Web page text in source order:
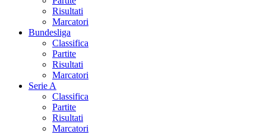
Risultati
Marcatori
Bundesliga
Classifica
Partite
Risultati
Marcatori
Serie A
Classifica
Partite
Risultati
Marcatori